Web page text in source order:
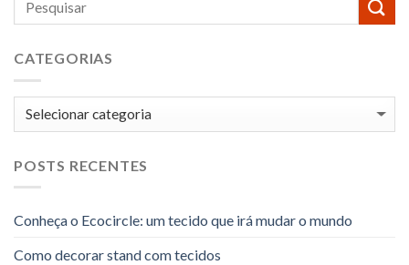
CATEGORIAS
Categorias
POSTS RECENTES
Conheça o Ecocircle: um tecido que irá mudar o mundo
Como decorar stand com tecidos